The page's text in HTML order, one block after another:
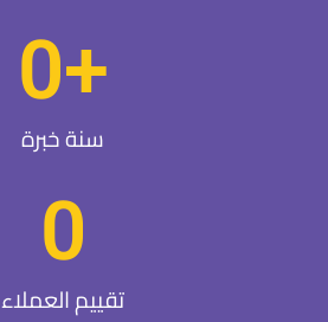
سنة خبرة
+
0
تقييم العملاء
0